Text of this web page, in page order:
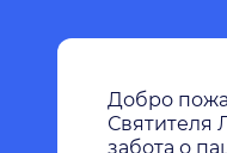
Добро
Святителя
забота о